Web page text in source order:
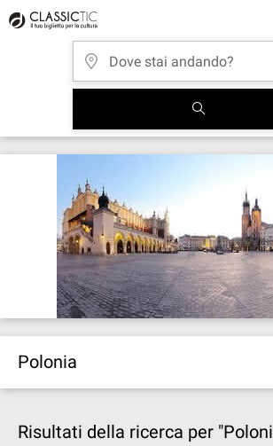
Polonia
Risultati della ricerca per